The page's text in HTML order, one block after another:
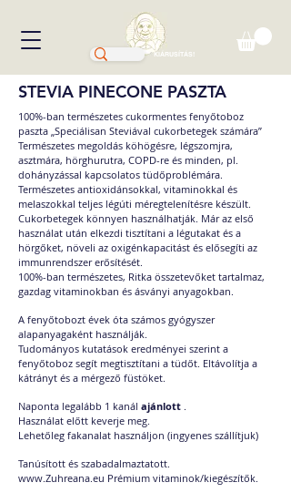
KIÁRUSÍTÁS!
STEVIA PINECONE PASZTA
100%-ban természetes cukormentes fenyőtoboz
paszta „Speciálisan Steviával cukorbetegek számára”
Természetes megoldás köhögésre, légszomjra,
asztmára, hörghurutra, COPD-re és minden, pl.
dohányzással kapcsolatos tüdőproblémára.
Természetes antioxidánsokkal, vitaminokkal és
melaszokkal teljes légúti méregtelenítésre készült.
Cukorbetegek könnyen használhatják. Már az első
használat után elkezdi tisztítani a légutakat és a
hörgőket, növeli az oxigénkapacitást és elősegíti az
immunrendszer erősítését.
100%-ban természetes, Ritka összetevőket tartalmaz,
gazdag vitaminokban és ásványi anyagokban.
A fenyőtobozt évek óta számos gyógyszer
alapanyagaként használják.
Tudományos kutatások eredményei szerint a
fenyőtoboz segít megtisztítani a tüdőt. Eltávolítja a
kátrányt és a mérgező füstöket.
Naponta legalább 1 kanál ajánlott .
Használat előtt keverje meg.
Lehetőleg fakanalat használjon (ingyenes szállítjuk)
Tanúsított és szabadalmaztatott.
www.Zuhreana.eu Prémium vitaminok/kiegészítők.